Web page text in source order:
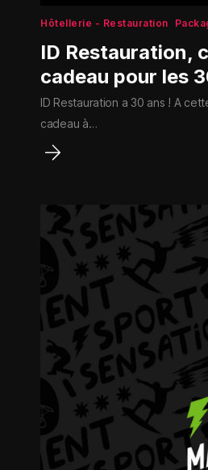
Hôtellerie - Restauration
ID Restauration,
cadeau pour les
ID Restauration a 30 ans ! A
cadeau à…